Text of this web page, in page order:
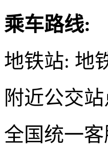
乘车路线:
地铁站: 地
附近公交
全国统一客